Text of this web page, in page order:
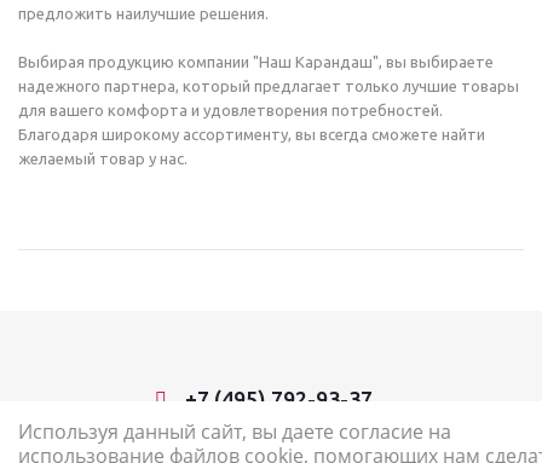
предложить наилучшие решения.
Выбирая продукцию компании "Наш Карандаш", вы выбираете
надежного партнера, который предлагает только лучшие товары
для вашего комфорта и удовлетворения потребностей.
Благодаря широкому ассортименту, вы всегда сможете найти
желаемый товар у нас.
+7 (495) 792-93-37
Используя данный сайт, вы даете согласие на
использование файлов cookie, помогающих нам